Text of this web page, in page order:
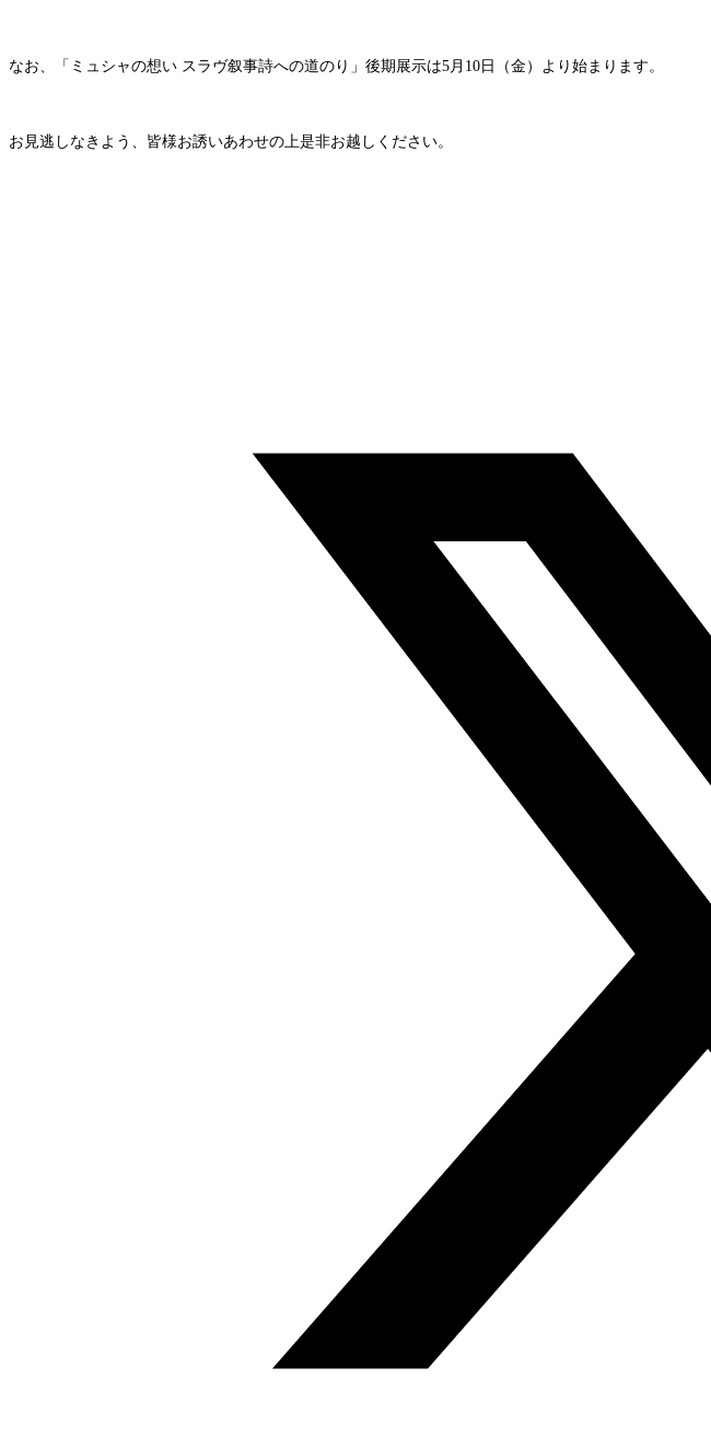
なお、「ミュシャの想い スラヴ叙事詩への道のり」後期展示は5 月 10日（金）より始まります。
お見逃しなきよう、皆様お誘いあわせの上是非お越しください。